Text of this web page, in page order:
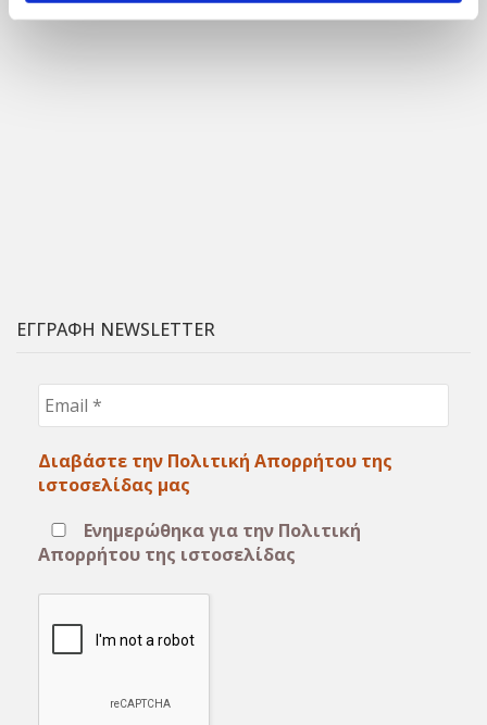
ΕΓΓΡΑΦΗ NEWSLETTER
Διαβάστε την Πολιτική Απορρήτου της
ιστοσελίδας μας
Ενημερώθηκα για την Πολιτική
Απορρήτου της ιστοσελίδας